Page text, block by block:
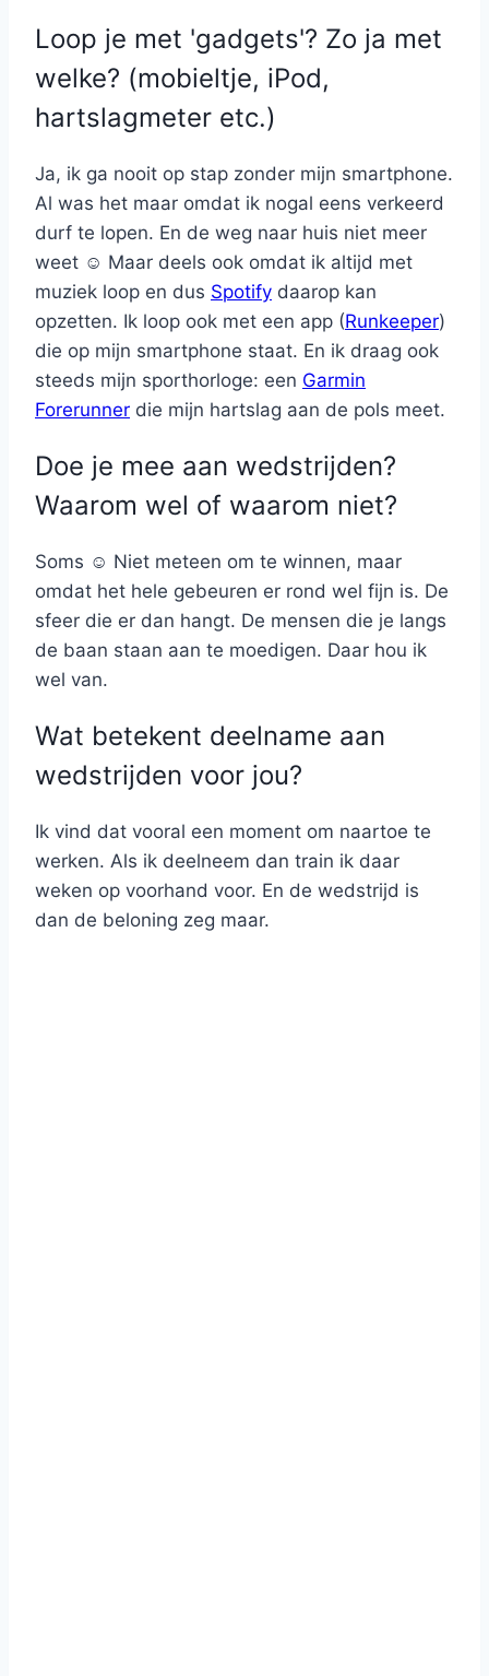
Loop je met 'gadgets'? Zo ja met
welke? (mobieltje, iPod,
hartslagmeter etc.)
Ja, ik ga nooit op stap zonder mijn smartphone.
Al was het maar omdat ik nogal eens verkeerd
durf te lopen. En de weg naar huis niet meer
weet ☺ Maar deels ook omdat ik altijd met
muziek loop en dus Spotify daarop kan
opzetten. Ik loop ook met een app (Runkeeper)
die op mijn smartphone staat. En ik draag ook
steeds mijn sporthorloge: een Garmin
Forerunner die mijn hartslag aan de pols meet.
Doe je mee aan wedstrijden?
Waarom wel of waarom niet?
Soms ☺ Niet meteen om te winnen, maar
omdat het hele gebeuren er rond wel fijn is. De
sfeer die er dan hangt. De mensen die je langs
de baan staan aan te moedigen. Daar hou ik
wel van.
Wat betekent deelname aan
wedstrijden voor jou?
Ik vind dat vooral een moment om naartoe te
werken. Als ik deelneem dan train ik daar
weken op voorhand voor. En de wedstrijd is
dan de beloning zeg maar.